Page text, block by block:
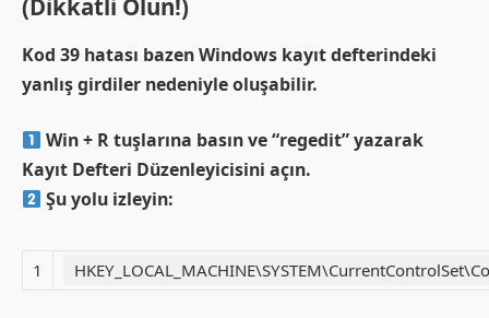
(Dikkatli Olun!)
Kod 39 hatası bazen Windows kayıt defterindeki
yanlış girdiler nedeniyle oluşabilir.
Win + R tuşlarına basın ve “regedit” yazarak
Kayıt Defteri Düzenleyicisini açın.
Şu yolu izleyin:
1